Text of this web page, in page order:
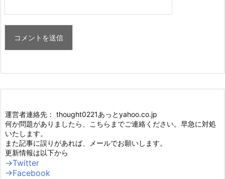
運営者連絡先： thought0221あっとyahoo.co.jp
何か問題がありましたら、こちらまでご連絡ください。早急に対処
いたします。
また記事に誤りがあれば、メールでお願いします。
更新情報は以下から
→Twitter
→Facebook